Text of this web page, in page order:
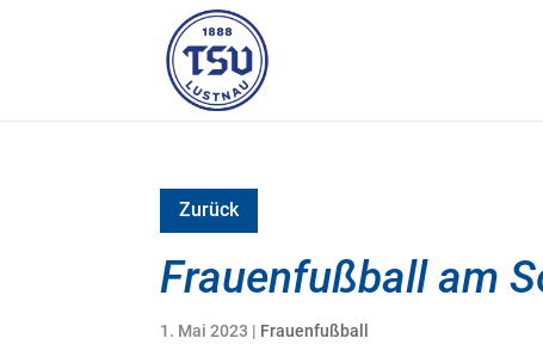
Zurück
Frauenfußball am
1. Mai 2023 | Frauenfußball